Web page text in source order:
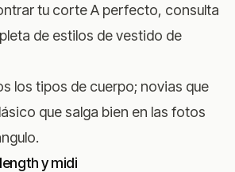
tu corte A perfecto, consulta
de estilos de vestido de
los tipos de cuerpo; novias que
que salga bien en las fotos
y midi